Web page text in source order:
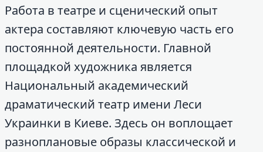
Работа в театре и сценический опыт
актера составляют ключевую часть его
постоянной деятельности. Главной
площадкой художника является
Национальный академический
драматический театр имени Леси
Украинки в Киеве. Здесь он воплощает
разноплановые образы классической и